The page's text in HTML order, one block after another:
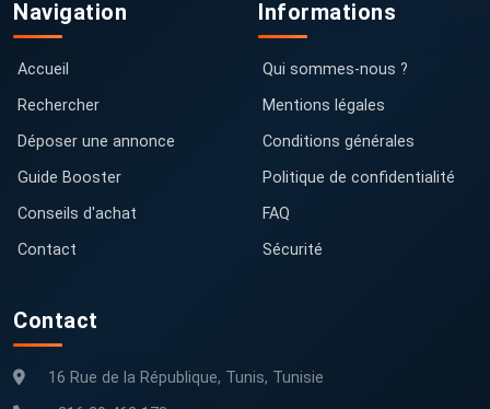
Navigation
Accueil
Rechercher
Déposer une annonce
Guide Booster
Conseils d'achat
Contact
Informations
Qui sommes-nous ?
Mentions légales
Conditions générales
Politique de confidentialité
FAQ
Sécurité
Contact
16 Rue de la République, Tunis, Tunisie